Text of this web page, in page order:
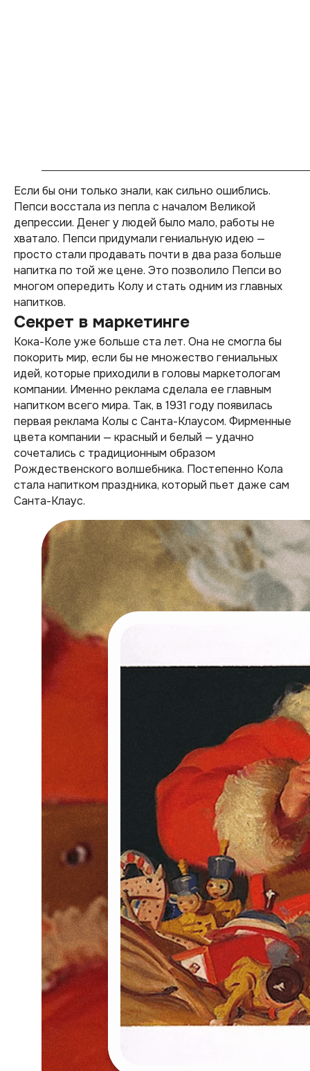
Если бы они только знали, как сильно ошиблись.
Пепси восстала из пепла с началом Великой
депрессии. Денег у людей было мало, работы не
хватало. Пепси придумали гениальную идею —
просто стали продавать почти в два раза больше
напитка по той же цене. Это позволило Пепси во
многом опередить Колу и стать одним из главных
напитков.
Секрет в маркетинге
Кока-Коле уже больше ста лет. Она не смогла бы
покорить мир, если бы не множество гениальных
идей, которые приходили в головы маркетологам
компании. Именно реклама сделала ее главным
напитком всего мира. Так, в 1931 году появилась
первая реклама Колы с Санта-Клаусом. Фирменные
цвета компании — красный и белый — удачно
сочетались с традиционным образом
Рождественского волшебника. Постепенно Кола
стала напитком праздника, который пьет даже сам
Санта-Клаус.